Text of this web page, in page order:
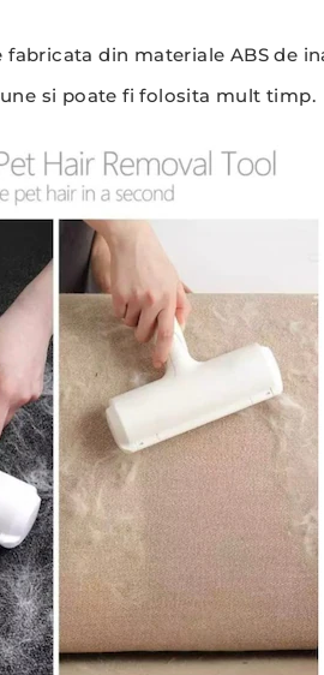
din materiale ABS de
si poate fi folosita mult timp.